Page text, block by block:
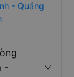
- Quảng
-